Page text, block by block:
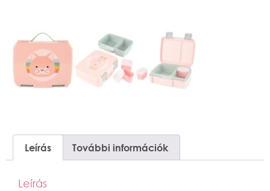
Leírás További információk
Leírás